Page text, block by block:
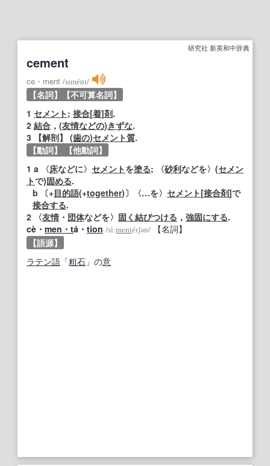
研究社 新英和中辞典
cement
ce・ment /sɪmént/
【名詞】
【不可算名詞】
1 セメント; 接合[着]剤.
2 結合 ，(友情などの)きずな.
3 【解剖】 (歯の)セメント質.
【動詞】
【他動詞】
1 a 〈床などに〉 セメントを塗る; 〈砂利などを〉(セメン
トで)固める.
b 〔+目的語(+together)〕〈…を〉 セメント[接合剤]で
接合する.
2 〈友情 ・ 団体などを〉 固く 結びつける ， 強固にする.
cè・ men・tá・ tion /sìːmentéɪʃən/
【名詞】
【語源】
ラテン語 「粗石 」の意